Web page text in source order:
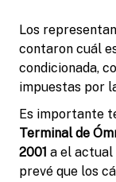
Los
contaron cuál
condicionada,
impuestas por
Es importante
Terminal de
2001 a el actual
prevé que los